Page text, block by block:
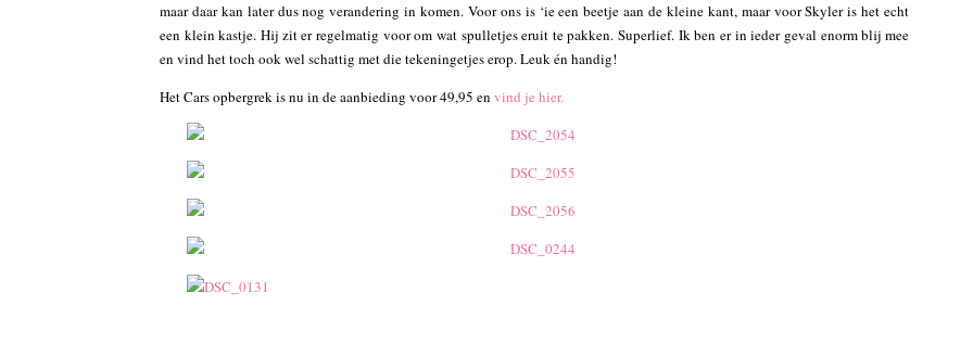
maar daar kan later dus nog verandering in komen. Voor ons is ‘ie een beetje aan de kleine kant, maar voor Skyler is het echt
een klein kastje. Hij zit er regelmatig voor om wat spulletjes eruit te pakken. Superlief. Ik ben er in ieder geval enorm blij mee
en vind het toch ook wel schattig met die tekeningetjes erop. Leuk én handig!
Het Cars opbergrek is nu in de aanbieding voor 49,95 en vind je hier.